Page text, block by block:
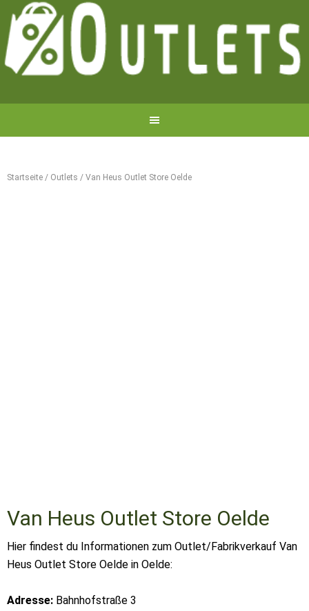
Startseite / Outlets / Van Heus Outlet Store Oelde
Van Heus Outlet Store Oelde
Hier findest du Informationen zum Outlet/Fabrikverkauf Van
Heus Outlet Store Oelde in Oelde:
Adresse: Bahnhofstraße 3